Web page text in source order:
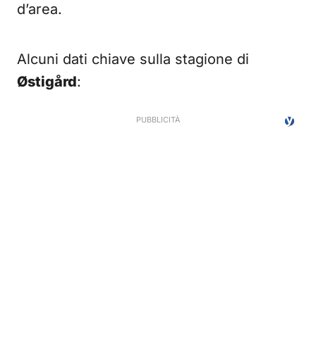
d’area.
Alcuni dati chiave sulla stagione di
Østigård: